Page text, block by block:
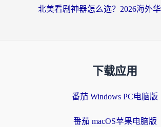
下载应用
番茄 Windows PC电脑版
番茄 macOS苹果电脑版